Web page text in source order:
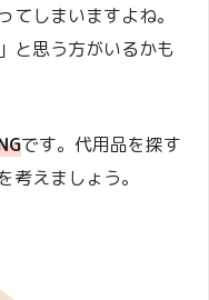
てしまいますよね。
と思う方がいるかも
です。代用品を探す
考えましょう。